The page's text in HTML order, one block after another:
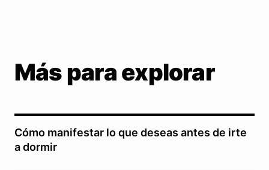
Más para explorar
Cómo manifestar lo que deseas antes de irte
a dormir